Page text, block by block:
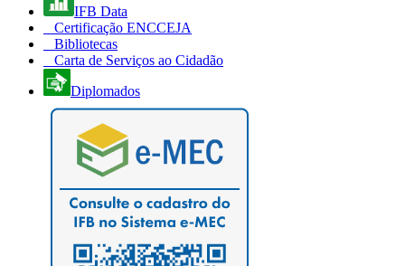
IFB Data
Certificação ENCCEJA
Bibliotecas
Carta de Serviços ao Cidadão
Diplomados